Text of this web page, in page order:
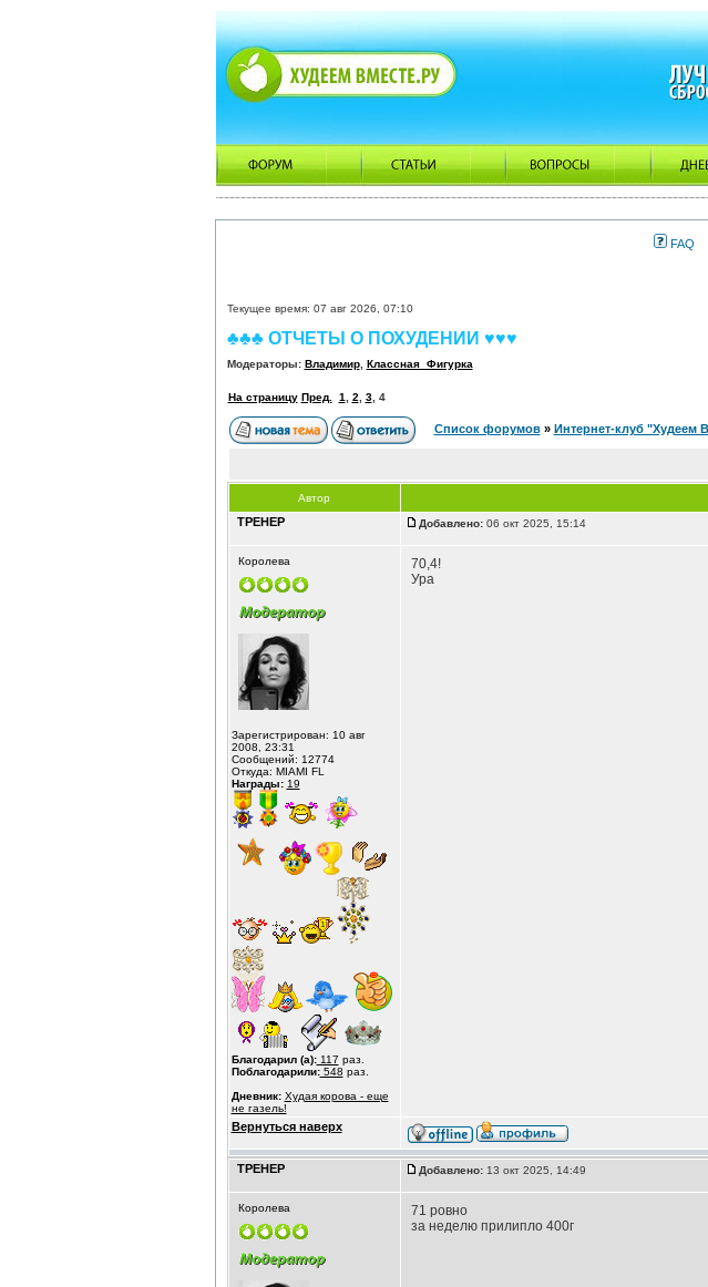
FAQ
Текущее время: 07 авг 2026, 07:10
♣♣♣ ОТЧЕТЫ О ПОХУДЕНИИ ♥♥♥
Модераторы: Владимир, Классная_Фигурка
На страницу Пред. 1 2 3, 4
Список форумов» Интернет-клуб "Худеем
Автор
ТРЕНЕР Добавлено:06 окт 2025, 15:14
Королева
Зарегистрирован: 10 авг
2008, 23:31
Сообщений: 12774
Откуда: MIAMI FL
Награды: 19
Благодарил (а):117 раз.
Поблагодарили:548 раз.
Дневник: Худая корова - еще
не газель!
70,4!
Ура
Вернуться наверх
ТРЕНЕР Добавлено:13 окт 2025, 14:49
Королева
71 ровно
за неделю прилипло 400г